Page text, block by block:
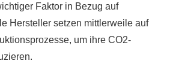
Faktor in Bezug auf
Hersteller setzen mittlerweile auf
um ihre CO2-